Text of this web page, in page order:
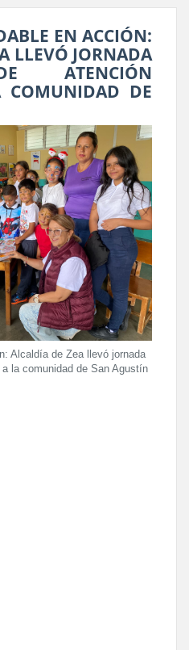
EN ACCIÓN:
LLEVÓ JORNADA
ATENCIÓN
DE
Alcaldía de Zea llevó jornada
la comunidad de San Agustín